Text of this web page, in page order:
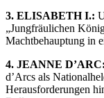
3. ELISABETH I.:
„Jungfräulichen
Machtbehauptung in
4. JEANNE D’ARC:
d’Arcs als
Herausforderungen